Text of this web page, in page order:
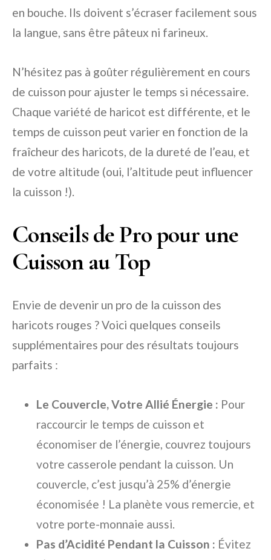
en bouche. Ils doivent s’écraser facilement sous
la langue, sans être pâteux ni farineux.
N’hésitez pas à goûter régulièrement en cours
de cuisson pour ajuster le temps si nécessaire.
Chaque variété de haricot est différente, et le
temps de cuisson peut varier en fonction de la
fraîcheur des haricots, de la dureté de l’eau, et
de votre altitude (oui, l’altitude peut influencer
la cuisson !).
Conseils de Pro pour une
Cuisson au Top
Envie de devenir un pro de la cuisson des
haricots rouges ? Voici quelques conseils
supplémentaires pour des résultats toujours
parfaits :
Le Couvercle, Votre Allié Énergie : Pour
raccourcir le temps de cuisson et
économiser de l’énergie, couvrez toujours
votre casserole pendant la cuisson. Un
couvercle, c’est jusqu’à 25% d’énergie
économisée ! La planète vous remercie, et
votre porte-monnaie aussi.
Pas d’Acidité Pendant la Cuisson : Évitez